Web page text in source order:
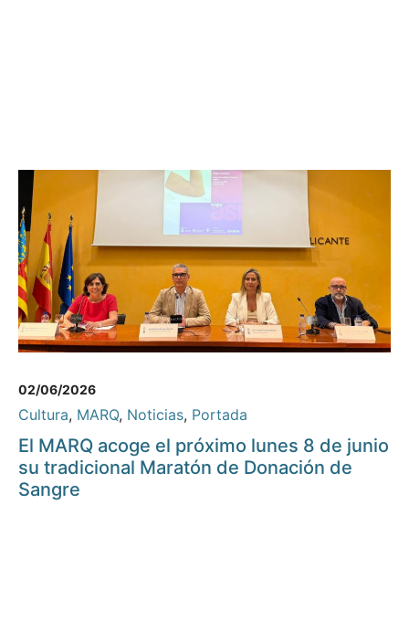
02/06/2026
Cultura, MARQ, Noticias, Portada
El MARQ acoge el próximo lunes 8 de junio
su tradicional Maratón de Donación de
Sangre